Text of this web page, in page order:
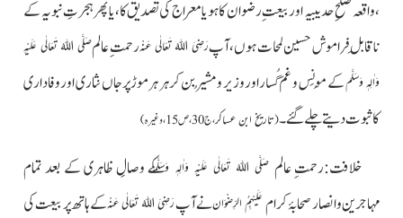
،واقعہ صلحِ حدیبیہ اور بیعتِ رضوان کا ہویا معراج کی تصدیق کا،یا پھر ہجرتِ نبویہ کے
ناقابلِ فراموش حسین لمحات ہوں، آپرَضِیَ اللہُ تَعَالٰی عَنْہرحمتِ عالمصَلَّی اللہُ تَعَالٰی عَلَیْہِ
وَاٰلِہٖ وَسَلَّمکے مُونِس وغم گُسار اور وزیر و مُشیر بن کر ہر ہر موڑ پر جاں نثار ی اور وفاداری
کا ثبوت دیتے چلے گئے۔(تاریخ ابن عساکر،ج30، ص15، وغیرہ)
خلافت:رحمتِ عالم صَلَّی اللہُ تَعَالٰی عَلَیْہِ وَاٰلِہٖ وَسَلَّمکے وصالِ ظاہری کے بعد تمام
مہاجرین و انصار صحابۂ کرام عَلَیْہِمُ الرِّضْوَاننے آپرَضِیَ اللہُ تَعَالٰی عَنْہکے ہاتھ پر بیعت کی